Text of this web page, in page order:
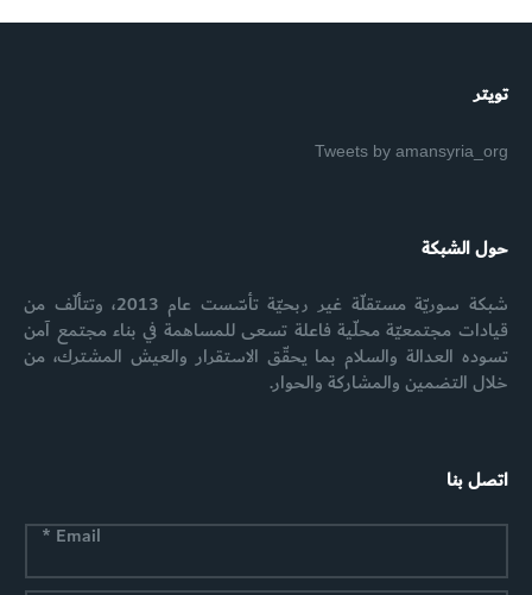
تويتر
Tweets by amansyria_org
حول الشبكة
شبكة سوريّة مستقلّة غير ربحيّة تأسّست عام 2013، وتتألّف من
قيادات مجتمعيّة محلّية فاعلة تسعى للمساهمة في بناء مجتمع آمن
تسوده العدالة والسلام بما يحقّق الاستقرار والعيش المشترك، من
خلال التضمين والمشاركة والحوار.
اتصل بنا
Email
*